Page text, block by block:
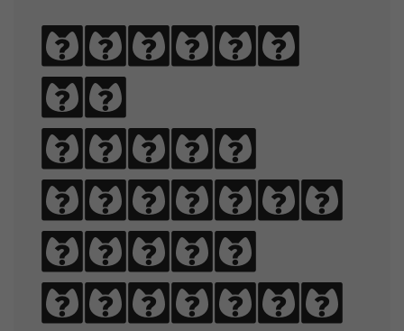
Sphinx
of
black
quartz,
judge
my vow.